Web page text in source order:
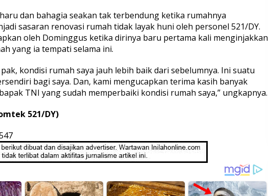
dan bahagia seakan tak terbendung ketika rumahnya
sasaran renovasi rumah tidak layak huni oleh personel 521/DY.
oleh Dominggus ketika dirinya baru pertama kali menginjakkan
yang ia tempati selama ini.
pak, kondisi rumah saya jauh lebih baik dari sebelumnya. Ini suatu
bagi saya. Dan, kami mengucapkan terima kasih banyak
TNI yang sudah memperbaiki kondisi rumah saya,” ungkapnya.
521/DY)